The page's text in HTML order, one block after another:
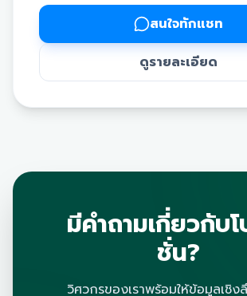
Real-time Monitoring:ตรวจสอบส
ได้ทันที วิเคราะห์และแก้ไขปัญหาได้แม่นยำ
เทคโนโลยี PLC:สื่อสารผ่านสายไฟโซล่
เสถียร เชื่อถือได้ ไม่ต้องเดินสายสัญญา
เพิ่มการผลิตไฟ:ป้องกันแผงที่โดนเงา
คืนทุนไวที่สุด ติดต่อ Aneetech โทร 099-
สนใจทักแชท
ดูรายละเอียด
มีคำถามเกี่ยวกับโ
ชั่น?
วิศวกรของเราพร้อมให้ข้อมูลเชิง